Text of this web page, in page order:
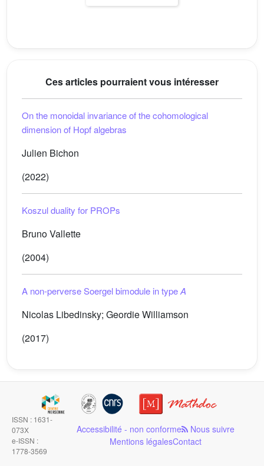
Ces articles pourraient vous intéresser
On the monoidal invariance of the cohomological
dimension of Hopf algebras
Julien Bichon
(2022)
Koszul duality for PROPs
Bruno Vallette
(2004)
A non-perverse Soergel bimodule in typeA
Nicolas Libedinsky; Geordie Williamson
(2017)
ISSN : 1631-
073X
e-ISSN :
1778-3569
Accessibilité - non conforme Nous suivre
Mentions légalesContact